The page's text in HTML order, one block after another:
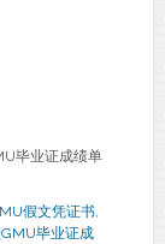
毕业证成绩单
假文凭证书,
毕业证成